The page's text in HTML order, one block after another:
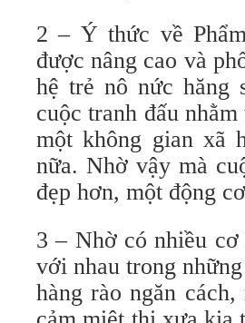
2 – Ý thức về
được nâng cao và
hệ trẻ nô nức hăng
cuộc tranh đấu
một không gian xã
nữa. Nhờ vậy mà
đẹp hơn, một động
3 – Nhờ có nhiều
với nhau trong
hàng rào ngăn